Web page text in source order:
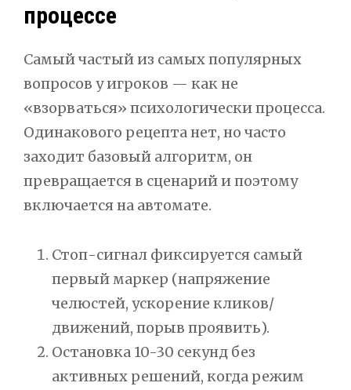
процессе
Самый частый из самых популярных
вопросов у игроков — как не
«взорваться» психологически процесса.
Одинакового рецепта нет, но часто
заходит базовый алгоритм, он
превращается в сценарий и поэтому
включается на автомате.
Стоп-сигнал фиксируется самый
первый маркер (напряжение
челюстей, ускорение кликов/
движений, порыв проявить).
Остановка 10-30 секунд без
активных решений, когда режим